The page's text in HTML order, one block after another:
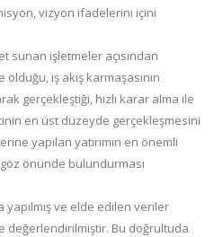
vizyon ifadelerini içini
sunan işletmeler açısından
iş akış karmaşasının
gerçekleştiği, hızlı karar alma ile
en üst düzeyde gerçekleşmesini
yapılan yatırımın en önemli
önünde bulundurması
yapılmış ve elde edilen veriler
değerlendirilmiştir. Bu doğrultuda